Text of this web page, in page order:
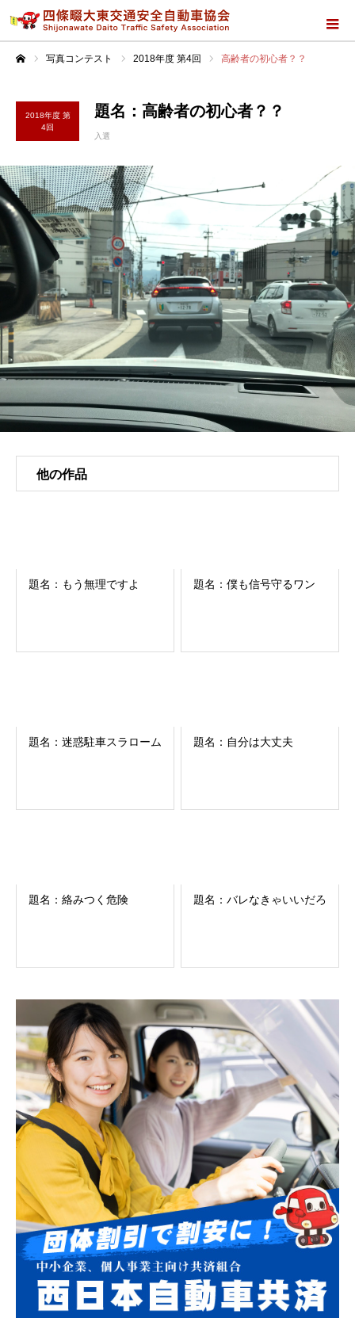
写真コンテスト 2018年度 第4回 高齢者の初心者？？
2018年度 第
4回
題名：高齢者の初心者？？
入選
他の作品
題名：もう無理ですよ 題名：僕も信号守るワン
題名：迷惑駐車スラローム 題名：自分は大丈夫
題名：絡みつく危険 題名：バレなきゃいいだろ